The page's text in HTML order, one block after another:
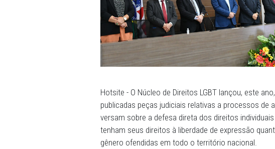
do Supremo Tribunal Federal, do
Judiciário como avanços, mas que
pessoas LGBTQIA+. "São importantes
vulneráveis como pessoas negras,
agressões históricas", comentou.